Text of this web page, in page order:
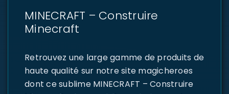
MINECRAFT – Construire
Minecraft
Retrouvez une large gamme de produits de
haute qualité sur notre site magicheroes
dont ce sublime MINECRAFT – Construire